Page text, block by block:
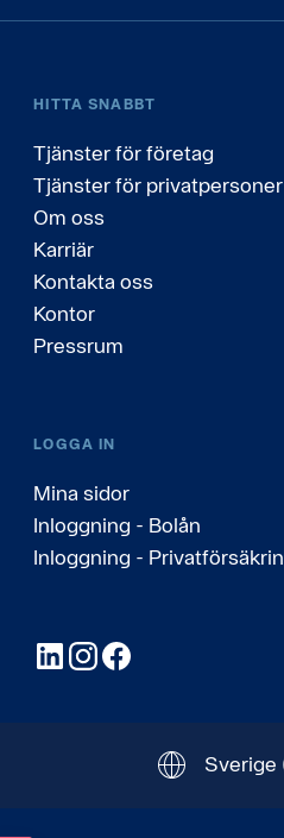
HITTA SNABBT
Tjänster för företag
Tjänster för privatpersoner
Om oss
Karriär
Kontakta oss
Kontor
Pressrum
LOGGA IN
Mina sidor
Inloggning - Bolån
Inloggning -
LinkedInInstagram
Sverige